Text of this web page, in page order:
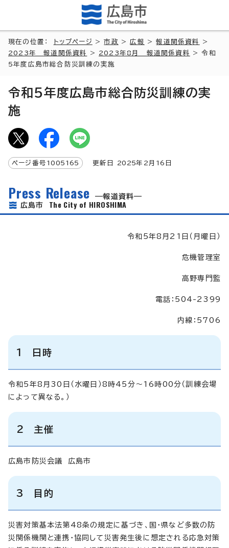
現在の位置： トップページ >市政 >広報 >報道関係資料
>
2023年 報道関係資料
> 2023年8月 報道関係資料
> 令和
5年度広島市総合防災訓練の実施
令和5年度広島市総合防災訓練の実
施
ページ番号 1005165 更新日 2025年2月 16 日
Press Release
報道資料
広島市 The City of HIROSHIMA
令和5年8月21日（月曜日）
危機管理室
高野専門監
電話：504-2399
内線：5706
1 日時
令和5年8月30日（水曜日）8時45分～16時00分（訓練会場
によって異なる。）
2 主催
広島市防災会議 広島市
3 目的
災害対策基本法第48条の規定に基づき、国・県など多数の防
災関係機関と連携・協同して災害発生後に想定される応急対策